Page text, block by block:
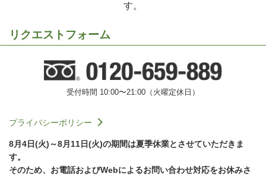
す。
リクエストフォーム
受付時間 10:00〜21:00（火曜定休日）
プライバシーポリシー
8月4日(火)～8月11日(火)の期間は夏季休業とさせていただきま
す。
そのため、お電話およびWebによるお問い合わせ対応をお休みさ